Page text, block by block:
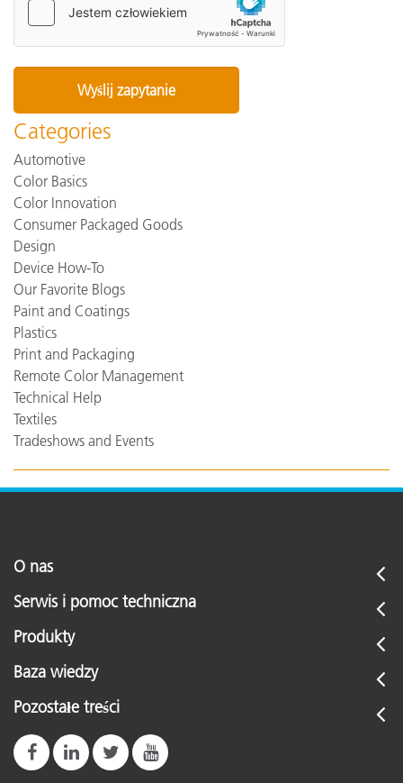
Categories
Automotive
Color Basics
Color Innovation
Consumer Packaged Goods
Design
Device How-To
Our Favorite Blogs
Paint and Coatings
Plastics
Print and Packaging
Remote Color Management
Technical Help
Textiles
Tradeshows and Events
O nas
Serwis i pomoc techniczna
Produkty
Baza wiedzy
Pozostałe treści